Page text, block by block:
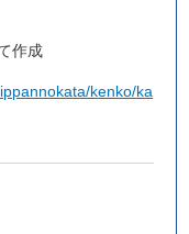
作成
kenko/ka